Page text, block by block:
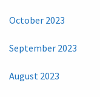
October 2023
September 2023
August 2023